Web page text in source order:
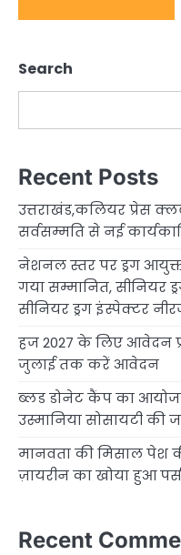
Search
Recent Posts
उत्तराखंड,कलियर प्रेस
सर्वसम्मति से नई
नेशनल स्तर पर ड्रग
गया सम्मानित, सीनियर
सीनियर ड्रग इंस्पेक्टर
हज 2027 के लिए आवेदन
जुलाई तक करें आवेदन
ब्लड डोनेट कैंप का
उस्मानिया सोसायटी की
मानवता की मिसाल पेश
ज़ायरीन का खोया हुआ
Recent